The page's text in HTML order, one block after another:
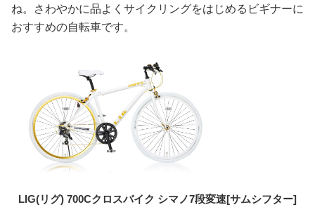
ね。さわやかに品よくサイクリングをはじめるビギナーに
おすすめの自転車です。
LIG(リグ) 700Cクロスバイク シマノ7段変速[サムシフター]